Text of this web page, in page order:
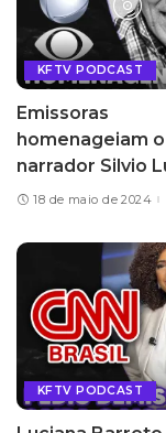
KFTV PODCAST
Emissoras
homenageiam o
narrador Silvio
18 de maio de 2024
KFTV PODCAST